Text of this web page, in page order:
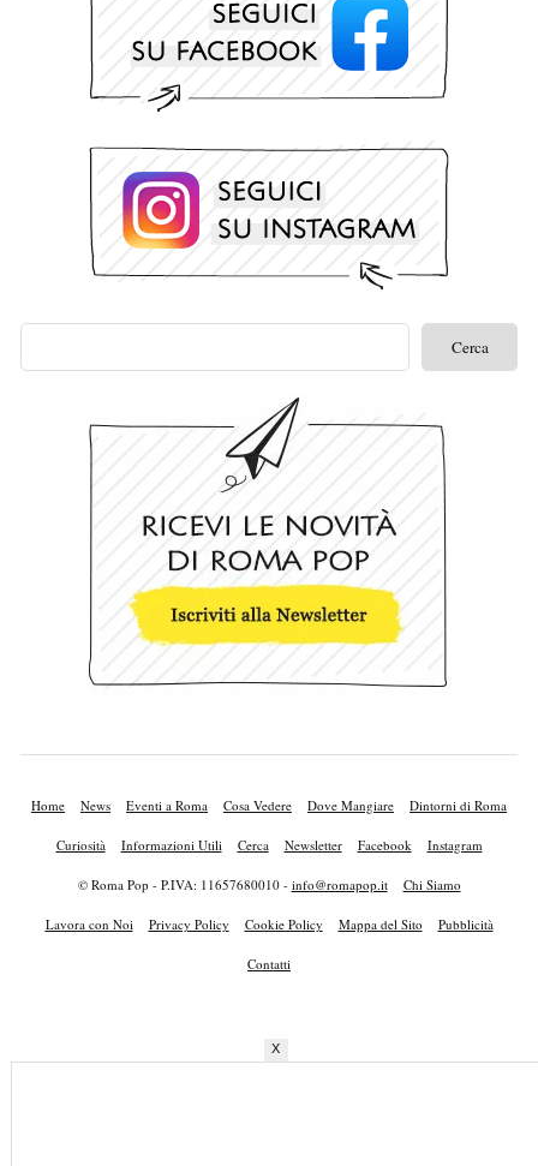
Home News Eventi a Roma Cosa Vedere Dove Mangiare Dintorni di Roma
Curiosità Informazioni Utili Cerca Newsletter Facebook Instagram
© Roma Pop - P.IVA: 11657680010 - info@romapop.it Chi Siamo
Lavora con Noi Privacy Policy Cookie Policy Mappa del Sito Pubblicità
Contatti
X